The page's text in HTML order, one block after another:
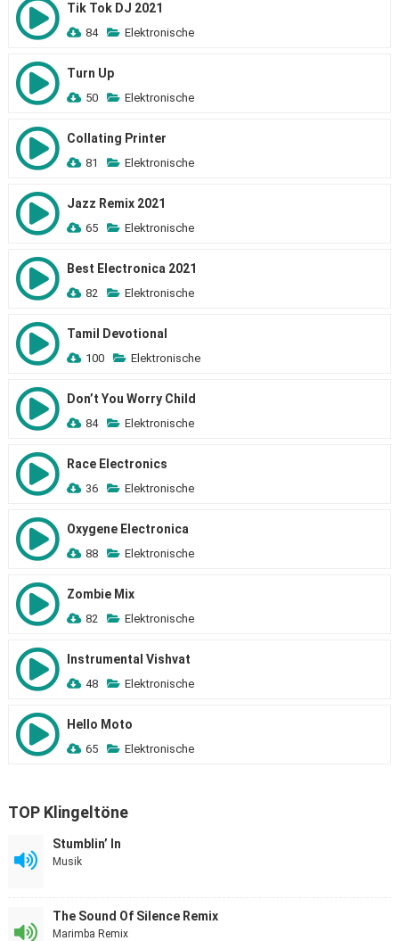
Tik Tok DJ 2021
84 Elektronische
Turn Up
50 Elektronische
Collating Printer
81 Elektronische
Jazz Remix 2021
65 Elektronische
Best Electronica 2021
82 Elektronische
Tamil Devotional
100 Elektronische
Don’t You Worry Child
84 Elektronische
Race Electronics
36 Elektronische
Oxygene Electronica
88 Elektronische
Zombie Mix
82 Elektronische
Instrumental Vishvat
48 Elektronische
Hello Moto
65 Elektronische
TOP Klingeltöne
Stumblin’ In
Musik
The Sound Of Silence Remix
Marimba Remix